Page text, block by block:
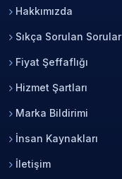
Hakkımızda
Sıkça Sorulan Sorular
Fiyat Şeffaflığı
Hizmet Şartları
Marka Bildirimi
İnsan Kaynakları
İletişim